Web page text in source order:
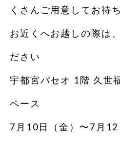
くさんご用意してお待
お近くへお越しの際は
ださい
宇都宮パセオ 1階 久世
ペース
7月10日（金）〜7月12